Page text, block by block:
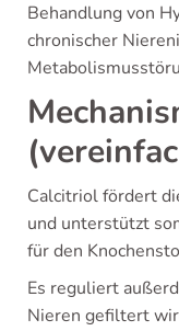
Behandlung von
chronischer
Calcitriol fördert
und unterstützt
für den
Es reguliert
Nieren gefiltert